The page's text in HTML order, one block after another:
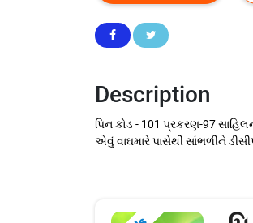
Description
પિન કોડ - 101 પ્રકરણ-97
એવું વાઘમારે પાસેથી સાંભળીને